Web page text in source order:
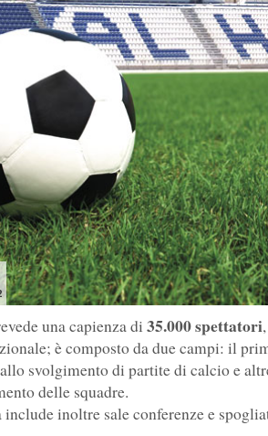
una capienza di 35.000 spettatori
è composto da due campi: il
svolgimento di partite di calcio e
delle squadre.
include inoltre sale conferenze e